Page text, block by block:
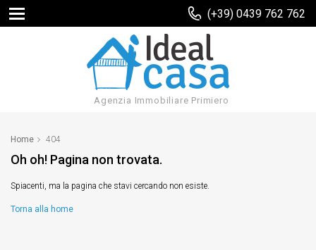
(+39) 0439 762 762
Agenzia Immobiliare Primiero
Home 404
Oh oh! Pagina non trovata.
Spiacenti, ma la pagina che stavi cercando non esiste.
Torna alla home